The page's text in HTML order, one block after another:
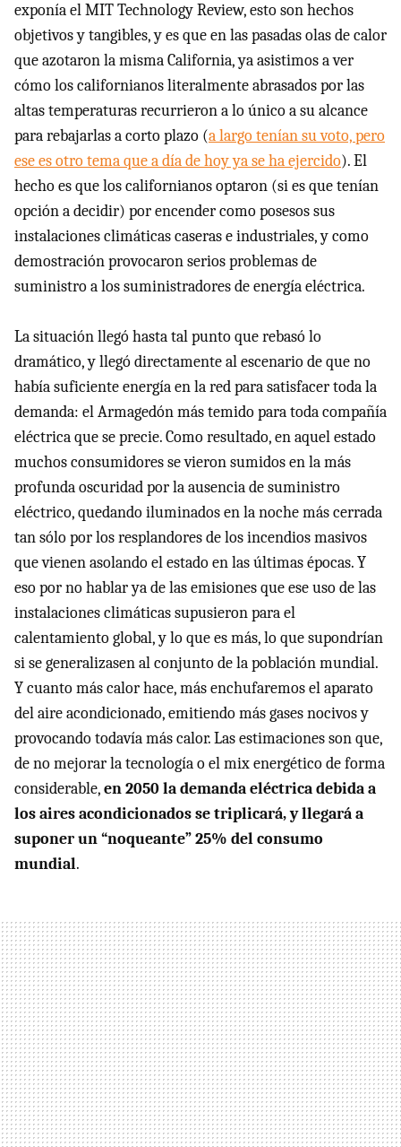
exponía el MIT Technology Review, esto son hechos
objetivos y tangibles, y es que en las pasadas olas de calor
que azotaron la misma California, ya asistimos a ver
cómo los californianos literalmente abrasados por las
altas temperaturas recurrieron a lo único a su alcance
para rebajarlas a corto plazo (a largo tenían su voto, pero
ese es otro tema que a día de hoy ya se ha ejercido). El
hecho es que los californianos optaron (si es que tenían
opción a decidir) por encender como posesos sus
instalaciones climáticas caseras e industriales, y como
demostración provocaron serios problemas de
suministro a los suministradores de energía eléctrica.
La situación llegó hasta tal punto que rebasó lo
dramático, y llegó directamente al escenario de que no
había suficiente energía en la red para satisfacer toda la
demanda: el Armagedón más temido para toda compañía
eléctrica que se precie. Como resultado, en aquel estado
muchos consumidores se vieron sumidos en la más
profunda oscuridad por la ausencia de suministro
eléctrico, quedando iluminados en la noche más cerrada
tan sólo por los resplandores de los incendios masivos
que vienen asolando el estado en las últimas épocas. Y
eso por no hablar ya de las emisiones que ese uso de las
instalaciones climáticas supusieron para el
calentamiento global, y lo que es más, lo que supondrían
si se generalizasen al conjunto de la población mundial.
Y cuanto más calor hace, más enchufaremos el aparato
del aire acondicionado, emitiendo más gases nocivos y
provocando todavía más calor. Las estimaciones son que,
de no mejorar la tecnología o el mix energético de forma
considerable,en 2050 la demanda eléctrica debida a
los aires acondicionados se triplicará, y llegará a
suponer un “noqueante” 25% del consumo
mundial.